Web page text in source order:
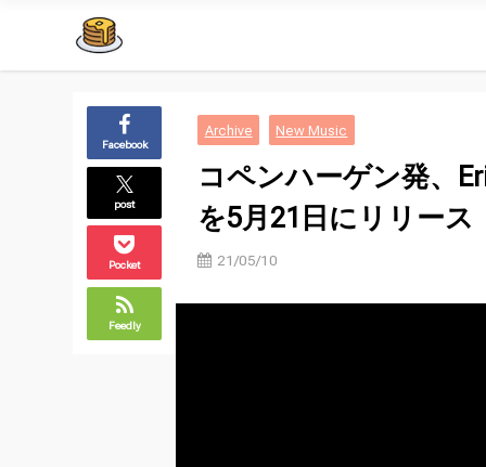
Facebook
post
Pocket
Feedly
Archive New Music
コペンハーゲン発、
を5月21日にリリース
21/05/10